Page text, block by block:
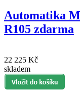
Automatika
R105 zdarma
22 225 Kč
skladem